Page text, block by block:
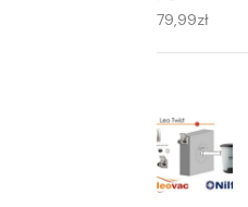
79,99zł